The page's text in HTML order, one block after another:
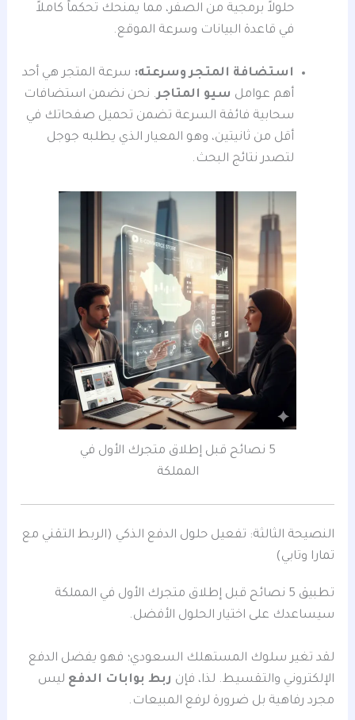
حلولاً برمجية من الصفر، مما يمنحك تحكماً كاملاً
في قاعدة البيانات وسرعة الموقع.
استضافة المتجر وسرعته: سرعة المتجر هي أحد
أهم عوامل سيو المتاجر. نحن نضمن استضافات
سحابية فائقة السرعة تضمن تحميل صفحاتك في
أقل من ثانيتين، وهو المعيار الذي يطلبه جوجل
لتصدر نتائج البحث.
5 نصائح قبل إطلاق متجرك الأول في
المملكة
النصيحة الثالثة: تفعيل حلول الدفع الذكي (الربط التقني مع
تمارا وتابي)
تطبيق 5 نصائح قبل إطلاق متجرك الأول في المملكة
سيساعدك على اختيار الحلول الأفضل.
لقد تغير سلوك المستهلك السعودي؛ فهو يفضل الدفع
الإلكتروني والتقسيط. لذا، فإن ربط بوابات الدفع ليس
مجرد رفاهية بل ضرورة لرفع المبيعات.